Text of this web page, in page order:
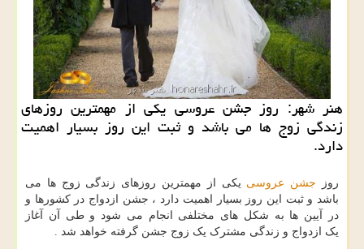
هنر شهر: روز جشن عروسی یكی از مهمترین روزهای
زندگی زوج ها می باشد و ثبت این روز بسیار اهمیت
دارد.
روز جشن عروسی یکی از مهمترین روزهای زندگی زوج ها می
باشد و ثبت این روز بسیار اهمیت دارد ، جشن ازدواج در کشورها و
در آیین ها به شکل های مختلفی انجام می شود و طی آن آغاز
یک ازدواج و زندگی مشترک یک زوج جشن گرفته خواهد شد .